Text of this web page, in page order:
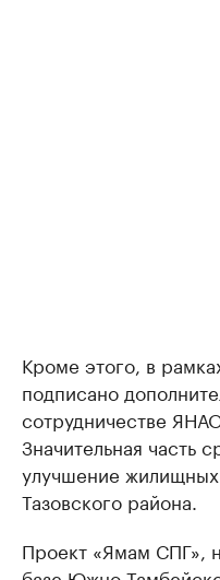
Кроме этого, в
подписано
сотрудничестве
Значительная часть
улучшение
Тазовского района.
Проект «Ямам СПГ»,